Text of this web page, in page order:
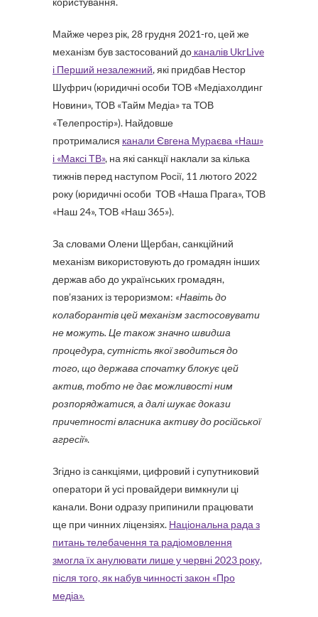
Майже через рік, 28 грудня 2021-го, цей же
механізм був застосований до каналів UkrLive
і Перший незалежний, які придбав Нестор
Шуфрич (юридичні особи ТОВ «Медіахолдинг
Новини», ТОВ «Тайм Медіа» та ТОВ
«Телепростір»). Найдовше
протрималися канали Євгена Мураєва «Наш»
і «Максі ТВ», на які санкції наклали за кілька
тижнів перед наступом Росії, 11 лютого 2022
року (юридичні особи ТОВ «Наша Прага», ТОВ
«Наш 24», ТОВ «Наш 365»).
За словами Олени Щербан, санкційний
механізм використовують до громадян інших
держав або до українських громадян,
пов’язаних із тероризмом: «Навіть до
колаборантів цей механізм застосовувати
не можуть. Це також значно швидша
процедура, сутність якої зводиться до
того, що держава спочатку блокує цей
актив, тобто не дає можливості ним
розпоряджатися, а далі шукає докази
причетності власника активу до російської
агресії».
Згідно із санкціями, цифровий і супутниковий
оператори й усі провайдери вимкнули ці
канали. Вони одразу припинили працювати
ще при чинних ліцензіях. Національна рада з
питань телебачення та радіомовлення
змогла їх анулювати лише у червні 2023 року,
після того, як набув чинності закон «Про
медіа».